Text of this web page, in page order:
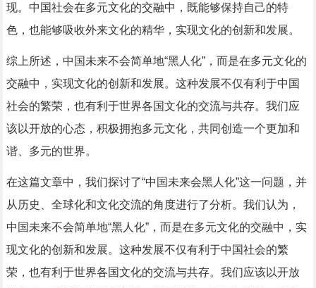
现。中国社会在多元文化的交融中，既能够保持自己的特
色，也能够吸收外来文化的精华，实现文化的创新和发展。
综上所述，中国未来不会简单地“黑人化”，而是在多元文化的
交融中，实现文化的创新和发展。这种发展不仅有利于中国
社会的繁荣，也有利于世界各国文化的交流与共存。我们应
该以开放的心态，积极拥抱多元文化，共同创造一个更加和
谐、多元的世界。
在这篇文章中，我们探讨了“中国未来会黑人化”这一问题，并
从历史、全球化和文化交流的角度进行了分析。我们认为，
中国未来不会简单地“黑人化”，而是在多元文化的交融中，实
现文化的创新和发展。这种发展不仅有利于中国社会的繁
荣，也有利于世界各国文化的交流与共存。我们应该以开放